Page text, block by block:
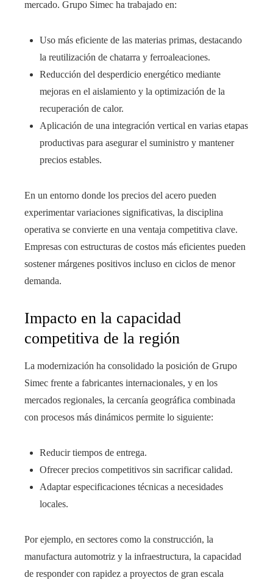
mercado. Grupo Simec ha trabajado en:
Uso más eficiente de las materias primas, destacando
la reutilización de chatarra y ferroaleaciones.
Reducción del desperdicio energético mediante
mejoras en el aislamiento y la optimización de la
recuperación de calor.
Aplicación de una integración vertical en varias etapas
productivas para asegurar el suministro y mantener
precios estables.
En un entorno donde los precios del acero pueden
experimentar variaciones significativas, la disciplina
operativa se convierte en una ventaja competitiva clave.
Empresas con estructuras de costos más eficientes pueden
sostener márgenes positivos incluso en ciclos de menor
demanda.
Impacto en la capacidad
competitiva de la región
La modernización ha consolidado la posición de Grupo
Simec frente a fabricantes internacionales, y en los
mercados regionales, la cercanía geográfica combinada
con procesos más dinámicos permite lo siguiente:
Reducir tiempos de entrega.
Ofrecer precios competitivos sin sacrificar calidad.
Adaptar especificaciones técnicas a necesidades
locales.
Por ejemplo, en sectores como la construcción, la
manufactura automotriz y la infraestructura, la capacidad
de responder con rapidez a proyectos de gran escala